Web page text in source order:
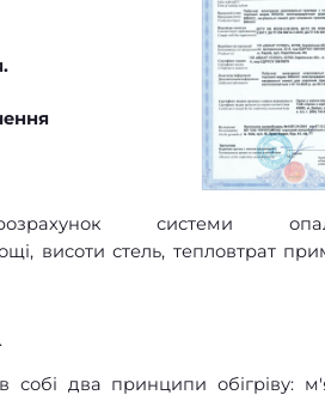
системи
висоти стель, тепловтрат
.
в собі два принципи обігріву: